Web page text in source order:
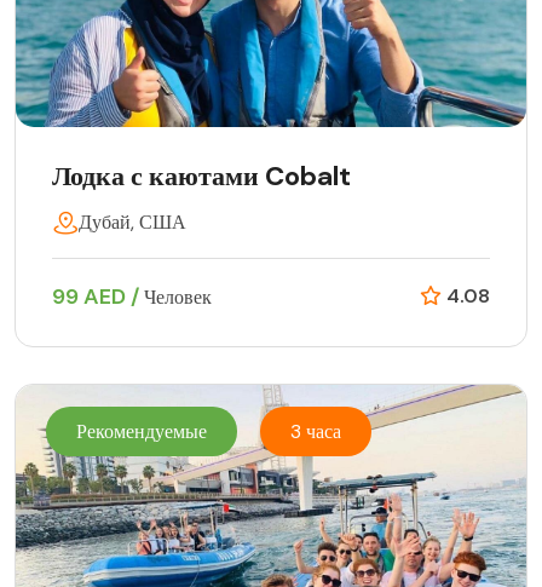
Лодка с каютами Cobalt
Дубай, США
99 AED /Человек 4.08
Рекомендуемые 3 часа